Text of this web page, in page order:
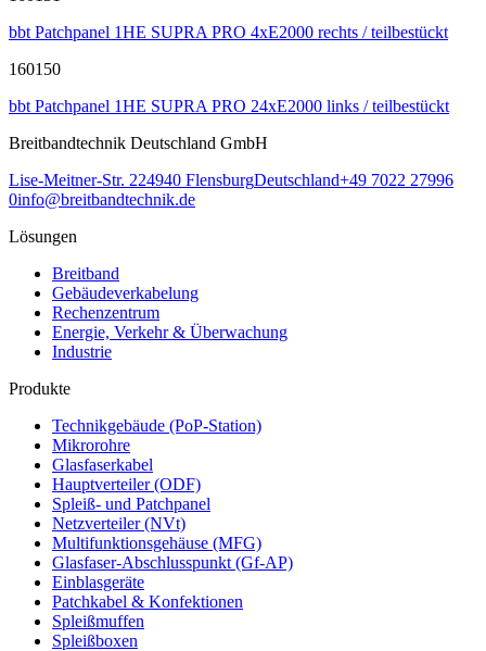
bbt Patchpanel 1HE SUPRA PRO 4xE2000 rechts / teilbestückt
160150
bbt Patchpanel 1HE SUPRA PRO 24xE2000 links / teilbestückt
Breitbandtechnik Deutschland GmbH
Lise-Meitner-Str. 224940 FlensburgDeutschland+49 7022 27996
0info@breitbandtechnik.de
Lösungen
Breitband
Gebäudeverkabelung
Rechenzentrum
Energie, Verkehr & Überwachung
Industrie
Produkte
Technikgebäude (PoP-Station)
Mikrorohre
Glasfaserkabel
Hauptverteiler (ODF)
Spleiß- und Patchpanel
Netzverteiler (NVt)
Multifunktionsgehäuse (MFG)
Glasfaser-Abschlusspunkt (Gf-AP)
Einblasgeräte
Patchkabel & Konfektionen
Spleißmuffen
Spleißboxen